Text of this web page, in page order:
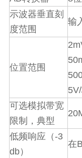
示波器垂直刻
度范围
输
位置范围
5V/
可选模拟带宽
限制，典型
低频响应（-3
db）
在